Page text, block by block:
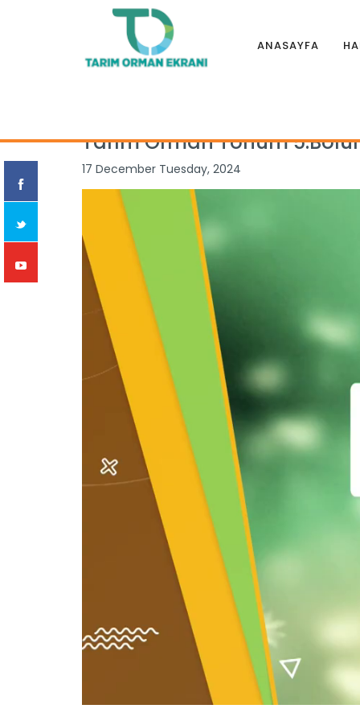
ANASAYFA
Tarım Orman Tohum
17 December Tuesday, 2024